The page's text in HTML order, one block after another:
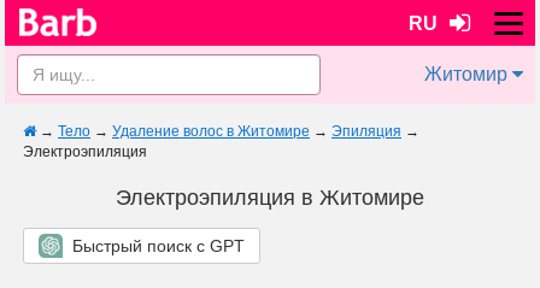
RU
Житомир
→ Тело → Удаление волос в Житомире → Эпиляция →
Электроэпиляция
Электроэпиляция в Житомире
Быстрый поиск с GPT